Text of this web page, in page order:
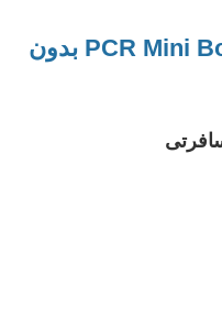
بهترین کاربردها برای PCR Mini Bottle بدون